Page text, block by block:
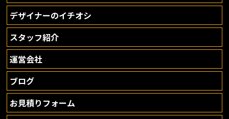
デザイナーのイチオシ
スタッフ紹介
運営会社
ブログ
お見積りフォーム